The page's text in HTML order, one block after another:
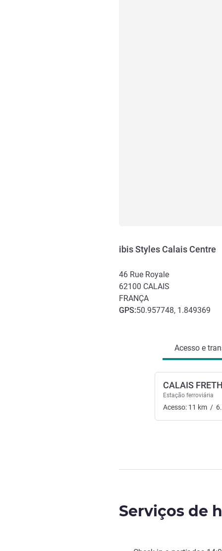
ibis Styles Calais Centre
46 Rue Royale
62100 CALAIS
FRANÇA
GPS:50.957748, 1.849369
Acesso e
CALAIS
Estação ferroviária
Acesso: 11 km /
Serviços de